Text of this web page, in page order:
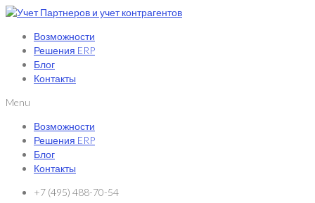
Возможности
Решения ERP
Блог
Контакты
Menu
Возможности
Решения ERP
Блог
Контакты
+7 (495) 488-70-54